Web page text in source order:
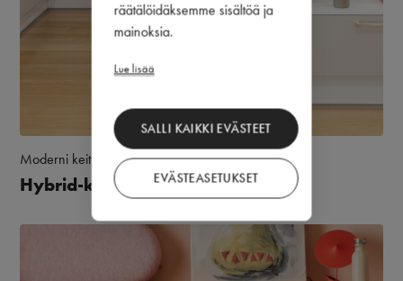
räätälöidäksemme sisältöä ja
mainoksia.
Lue lisää
SALLI KAIKKI EVÄSTEET
EVÄSTEASETUKSET
Moderni keittiö Puustelli Original
Hybrid-keittiö